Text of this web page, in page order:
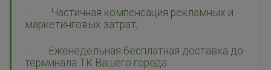
· Частичная компенсация рекламных и
маркетинговых затрат;
· Еженедельная бесплатная доставка до
терминала ТК Вашего города.